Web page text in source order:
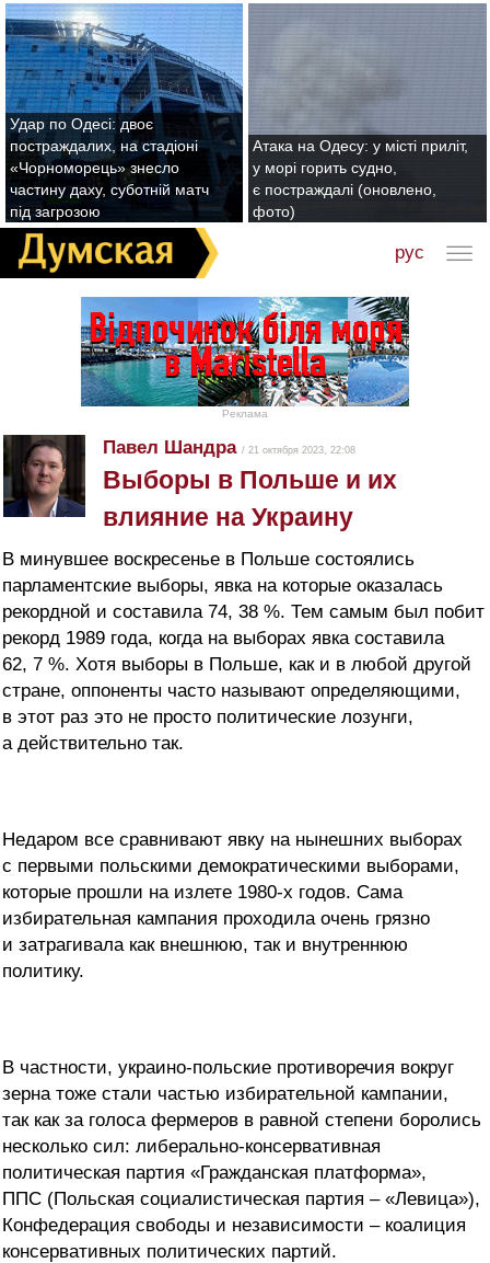
Удар по Одесі: двоє
постраждалих, на стадіоні
«Чорноморець» знесло
частину даху, суботній матч
під загрозою
Атака на Одесу: у місті приліт,
у морі горить судно,
є постраждалі (оновлено,
фото)
рус
Реклама
Павел Шандра / 21 октября 2023, 22:08
Выборы в Польше и их
влияние на Украину
В минувшее воскресенье в Польше состоялись
парламентские выборы, явка на которые оказалась
рекордной и составила 74, 38 %. Тем самым был побит
рекорд 1989 года, когда на выборах явка составила
62, 7 %. Хотя выборы в Польше, как и в любой другой
стране, оппоненты часто называют определяющими,
в этот раз это не просто политические лозунги,
а действительно так.
Недаром все сравнивают явку на нынешних выборах
с первыми польскими демократическими выборами,
которые прошли на излете 1980-х годов. Сама
избирательная кампания проходила очень грязно
и затрагивала как внешнюю, так и внутреннюю
политику.
В частности, украино-польские противоречия вокруг
зерна тоже стали частью избирательной кампании,
так как за голоса фермеров в равной степени боролись
несколько сил: либерально-консервативная
политическая партия «Гражданская платформа»,
ППС (Польская социалистическая партия – «Левица»),
Конфедерация свободы и независимости – коалиция
консервативных политических партий.